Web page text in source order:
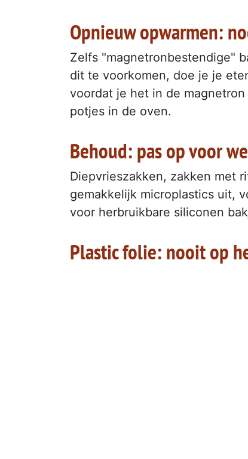
Opnieuw opwarmen:
Zelfs "magnetronbestendige"
dit te voorkomen, doe je je
voordat je het in de
potjes in de oven.
Behoud: pas op voor
Diepvrieszakken, zakken met
gemakkelijk microplastics uit,
voor herbruikbare siliconen
Plastic folie: nooit op